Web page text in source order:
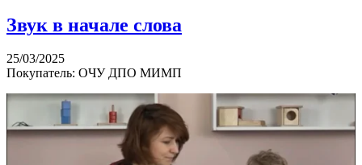
​Звук в начале слова
25/03/2025
Покупатель: ОЧУ ДПО МИМП